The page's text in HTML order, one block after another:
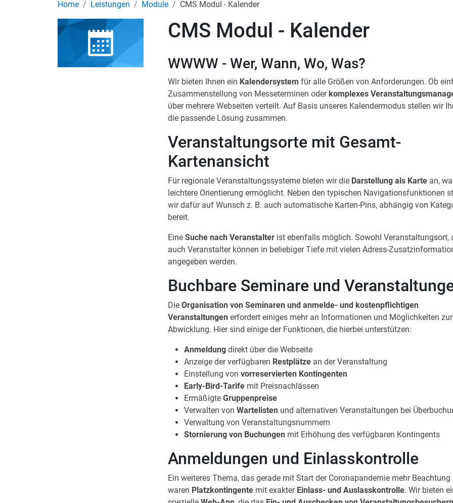
Home Leistungen Module CMS Modul - Kalender
CMS Modul - Kalender
WWWW - Wer, Wann, Wo, Was?
Wir bieten Ihnen ein Kalendersystemfür alle Größen von Anforderungen. Ob
Zusammenstellung von Messeterminen oderkomplexes
über mehrere Webseiten verteilt. Auf Basis unseres Kalendermodus stellen wir
die passende Lösung zusammen.
Veranstaltungsorte mit Gesamt-
Kartenansicht
Für regionale Veranstaltungssysteme bieten wir die Darstellung als Karte an,
leichtere Orientierung ermöglicht. Neben den typischen Navigationsfunktionen
wir dafür auf Wunsch z. B. auch automatische Karten-Pins, abhängig von
bereit.
EineSuche nach Veranstalter ist ebenfalls möglich. Sowohl Veranstaltungsort,
auch Veranstalter können in beliebiger Tiefe mit vielen Adress-
angegeben werden.
Buchbare Seminare und
DieOrganisation von Seminaren und anmelde- und kostenpflichtigen
Veranstaltungenerfordert einiges mehr an Informationen und Möglichkeiten zur
Abwicklung. Hier sind einige der Funktionen, die hierbei unterstützen:
Anmeldung direkt über die Webseite
Anzeige der verfügbaren Restplätze an der Veranstaltung
Einstellung vonvorreservierten Kontingenten
Early-Bird-Tarife mit Preisnachlässen
ErmäßigteGruppenpreise
Verwalten vonWartelisten und alternativen Veranstaltungen bei
Verwaltung von Veranstaltungsnummern
Stornierung von Buchungen mit Erhöhung des verfügbaren Kontingents
Anmeldungen und Einlasskontrolle
Ein weiteres Thema, das gerade mit Start der Coronapandemie mehr Beachtung
waren Platzkontingente mit exakter Einlass- und Auslasskontrolle. Wir bieten